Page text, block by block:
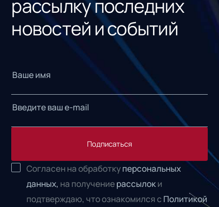
рассылку последних
новостей и событий
Подписаться
Согласен на обработкуперсональных
данных, на получениерассылоки
подтверждаю, что ознакомился с Политикой